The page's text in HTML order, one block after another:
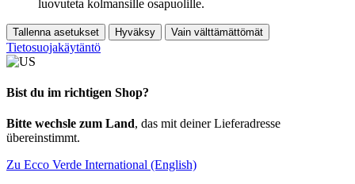
luovuteta kolmansille osapuolille.
Tallenna asetukset Hyväksy Vain välttämättömät
Tietosuojakäytäntö
Bist du im richtigen Shop?
Bitte wechsle zum Land, das mit deiner Lieferadresse
übereinstimmt.
Zu Ecco Verde International (English)